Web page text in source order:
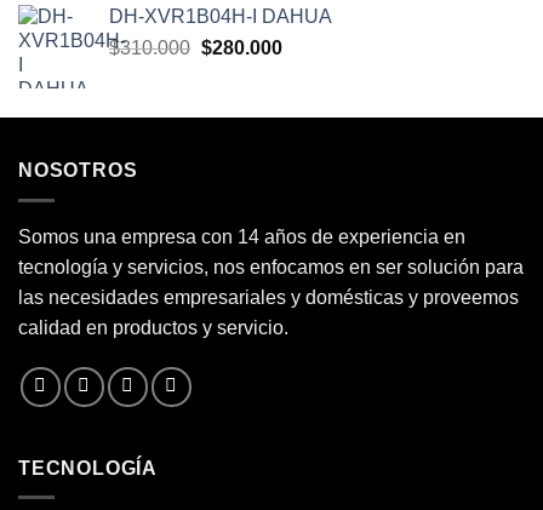
original
era:
actual
es:
DH-XVR1B04H-I DAHUA
$310.000 El
era:
$280.000El
es:
NOSOTROS
Somos una empresa con 14 años de experiencia en
tecnología y servicios, nos enfocamos en ser solución para
las necesidades empresariales y domésticas y proveemos
calidad en productos y servicio.
TECNOLOGÍA